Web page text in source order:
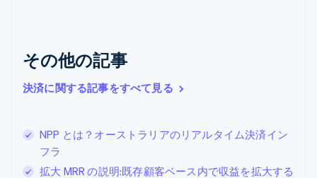
その他の記事
決済に関する記事をすべて見る
NPP とは？オーストラリアのリアルタイム決済イン
フラ
拡大 MRR の説明:既存顧客ベース内で収益を拡大する
クロアチア
English Italiano
ジブラルタル
English 简体中文
スイス
Deutsch
スウェーデン